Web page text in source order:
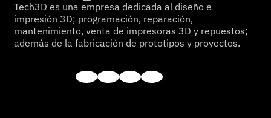
Tech3D es una empresa dedicada al diseño e
impresión 3D; programación, reparación,
mantenimiento, venta de impresoras 3D y repuestos;
además de la fabricación de prototipos y proyectos.